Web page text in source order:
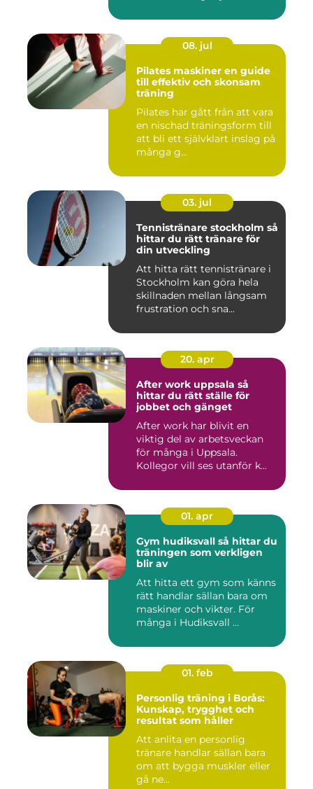
08. jul
Pilates maskiner en guide
till effektiv och skonsam
träning
Pilates har gått från att vara
en nischad träningsform till
att bli ett självklart inslag på
många g...
03. jul
Tennistränare stockholm så
hittar du rätt tränare för
din utveckling
Att hitta rätt tennistränare i
Stockholm kan göra hela
skillnaden mellan långsam
frustration och sna...
20. apr
After work uppsala så
hittar du rätt ställe för
jobbet och gänget
After work har blivit en
viktig del av arbetsveckan
för många i Uppsala.
Kollegor vill ses utanför k...
01. apr
Gym hudiksvall så hittar du
träningen som verkligen
blir av
Att hitta ett gym som känns
rätt handlar sällan bara om
maskiner och vikter. För
många i Hudiksvall ...
01. feb
Personlig träning i Borås:
Kunskap, trygghet och
resultat som håller
Att anlita en personlig
tränare handlar sällan bara
om att bygga muskler eller
gå ne...